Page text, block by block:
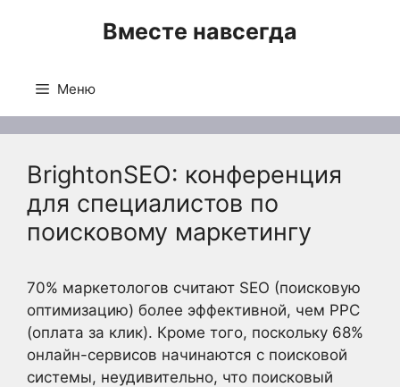
Вместе навсегда
Меню
BrightonSEO: конференция
для специалистов по
поисковому маркетингу
70% маркетологов считают SEO (поисковую
оптимизацию) более эффективной, чем PPC
(оплата за клик). Кроме того, поскольку 68%
онлайн-сервисов начинаются с поисковой
системы, неудивительно, что поисковый